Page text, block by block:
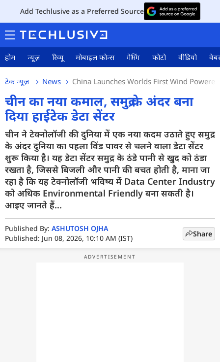
Add Techlusive as a Preferred Source
होम न्यूज़ रिव्यू मोबाइल फोन्स गेमिंग फोटो वीडियो
टेक न्यूज़ News China Launches Worlds First Wind
चीन का नया कमाल, समुद्र के अंदर बना
दिया हाईटेक डेटा सेंटर
चीन ने टेक्नोलॉजी की दुनिया में एक नया कदम उठाते हुए समुद्र
के अंदर दुनिया का पहला विंड पावर से चलने वाला डेटा सेंटर
शुरू किया है। यह डेटा सेंटर समुद्र के ठंडे पानी से खुद को ठंडा
रखता है, जिससे बिजली और पानी की बचत होती है, माना जा
रहा है कि यह टेक्नोलॉजी भविष्य में Data Center Industry
को अधिक Environmental Friendly बना सकती है।
आइए जानते हैं...
Published By: ASHUTOSH OJHA
Published: Jun 08, 2026, 10:10 AM (IST)
Share